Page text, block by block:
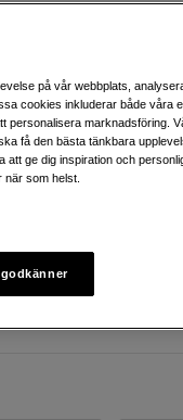
i lager
butik
i 6K 30P
på vår webbplats,
cookies inkluderar både våra
personalisera marknadsföring.
få den bästa tänkbara
att ge dig inspiration och
som helst.